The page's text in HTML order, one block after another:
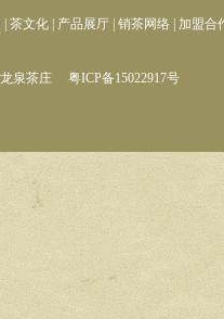
茶文化 产品展厅 销茶网络 加盟合
龙泉茶庄 粤ICP备15022917号